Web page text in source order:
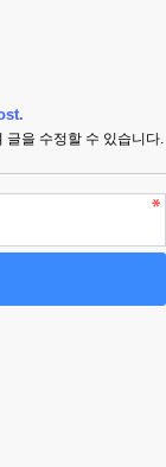
글을 수정할 수 있습니다.